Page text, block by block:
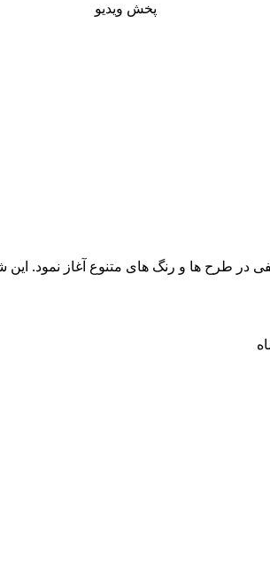
پخش ویدیو
خود را از سال 1400 و با تولید تایل های سقفی در طرح ها و